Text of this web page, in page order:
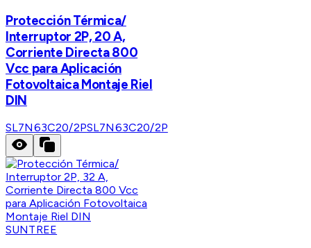
Protección Térmica/
Interruptor 2P, 20 A,
Corriente Directa 800
Vcc para Aplicación
Fotovoltaica Montaje Riel
DIN
SL7N63C20/2PSL7N63C20/2P
SUNTREE